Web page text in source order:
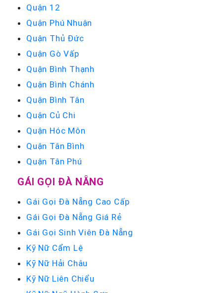
Quận 12
Quận Phú Nhuận
Quận Thủ Đức
Quận Gò Vấp
Quận Bình Thạnh
Quận Bình Chánh
Quận Bình Tân
Quận Củ Chi
Quận Hóc Môn
Quận Tân Bình
Quận Tân Phú
GÁI GỌI ĐÀ NẴNG
Gái Gọi Đà Nẵng Cao Cấp
Gái Gọi Đà Nẵng Giá Rẻ
Gái Gọi Sinh Viên Đà Nẵng
Kỹ Nữ Cẩm Lệ
Kỹ Nữ Hải Châu
Kỹ Nữ Liên Chiểu